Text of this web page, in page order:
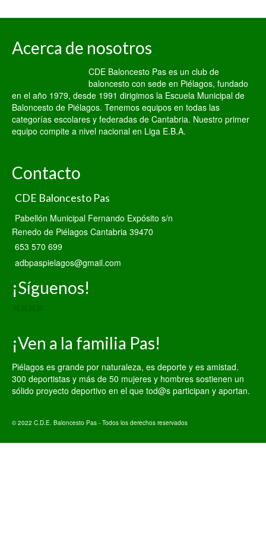
Acerca de nosotros
CDE Baloncesto Pas es un club de
baloncesto con sede en Piélagos, fundado
en el año 1979, desde 1991 dirigimos la Escuela Municipal de
Baloncesto de Piélagos. Tenemos equipos en todas las
categorías escolares y federadas de Cantabria. Nuestro primer
equipo compite a nivel nacional en Liga E.B.A.
Contacto
CDE Baloncesto Pas
Pabellón Municipal Fernando Expósito s/n
Renedo de Piélagos Cantabria 39470
653 570 699
adbpaspielagos@gmail.com
¡Síguenos!
¡Ven a la familia Pas!
Piélagos es grande por naturaleza, es deporte y es amistad.
300 deportistas y más de 50 mujeres y hombres sostienen un
sólido proyecto deportivo en el que tod@s participan y aportan.
© 2022 C.D.E. Baloncesto Pas - Todos los derechos reservados